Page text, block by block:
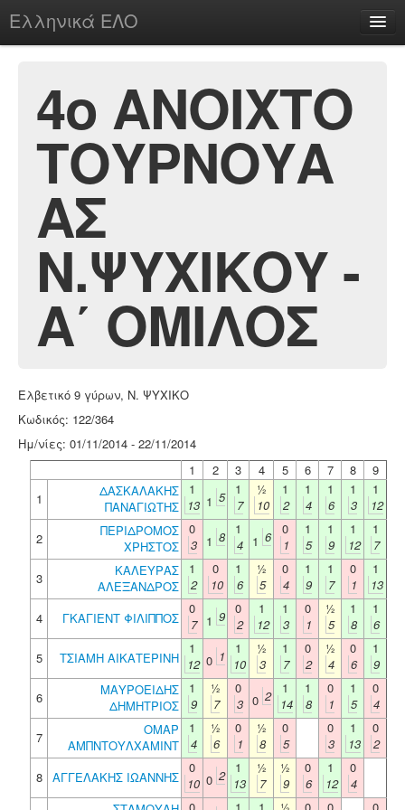
Ελληνικά ΕΛΟ
chesstu.be @ discord
Login
4ο ΑΝΟΙΧΤΟ
ΤΟΥΡΝΟΥΑ
ΑΣ
Ν.ΨΥΧΙΚΟΥ -
Α΄ ΟΜΙΛΟΣ
Ελβετικό 9 γύρων, Ν. ΨΥΧΙΚΟ
Κωδικός: 122/364
Ημ/νίες: 01/11/2014 - 22/11/2014
1
2 3 4 5 6 7 8
9
1
ΔΑΣΚΑΛΑΚΗΣ
ΠΑΝΑΓΙΩΤΗΣ
1
13 1 5
1
7
½
10
1
2
1
4
1
6
1
3
1
12
2
ΠΕΡΙΔΡΟΜΟΣ
ΧΡΗΣΤΟΣ
0
3
1 8
1
4
1 6
0
1
1
5
1
9
1
12
1
7
3
ΚΑΛΕΥΡΑΣ
ΑΛΕΞΑΝΔΡΟΣ
1
2
0
10
1
6
½
5
0
4
1
9
1
7
0
1
1
13
4
ΓΚΑΓΙΕΝΤ ΦΙΛΙΠΠΟΣ
0
7
1 9
0
2
1
12
1
3
0
1
½
5
1
8
1
6
5
ΤΣΙΑΜΗ ΑΙΚΑΤΕΡΙΝΗ
1
12 0 1
1
10
½
3
1
7
0
2
½
4
0
6
1
9
6
ΜΑΥΡΟΕΙΔΗΣ
ΔΗΜΗΤΡΙΟΣ
1
9
½
7
0
3 0 2
1
14
1
8
0
1
1
5
0
4
7
ΟΜΑΡ
ΑΜΠΝΤΟΥΛΧΑΜΙΝΤ
1
4
½
6
0
1
½
8
0
5
0
3
1
13
0
2
8
ΑΓΓΕΛΑΚΗΣ ΙΩΑΝΝΗΣ
0
10 0 2
1
13
½
7
½
9
0
6
1
12
0
4